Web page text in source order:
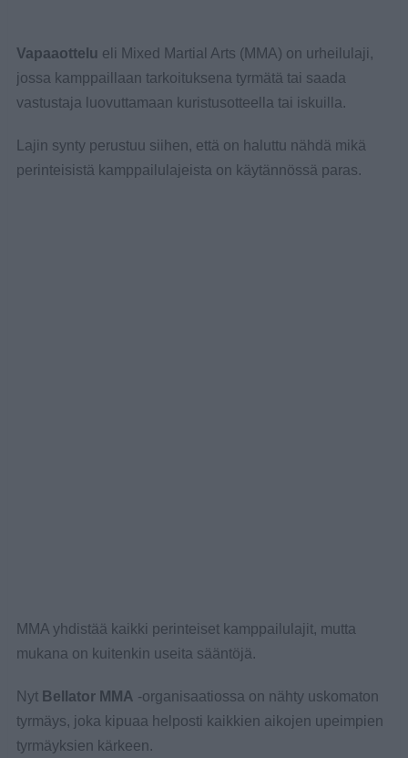
Vapaaottelu eli Mixed Martial Arts (MMA) on urheilulaji,
jossa kamppaillaan tarkoituksena tyrmätä tai saada
vastustaja luovuttamaan kuristusotteella tai iskuilla.
Lajin synty perustuu siihen, että on haluttu nähdä mikä
perinteisistä kamppailulajeista on käytännössä paras.
MMA yhdistää kaikki perinteiset kamppailulajit, mutta
mukana on kuitenkin useita sääntöjä.
Nyt Bellator MMA -organisaatiossa on nähty uskomaton
tyrmäys, joka kipuaa helposti kaikkien aikojen upeimpien
tyrmäyksien kärkeen.